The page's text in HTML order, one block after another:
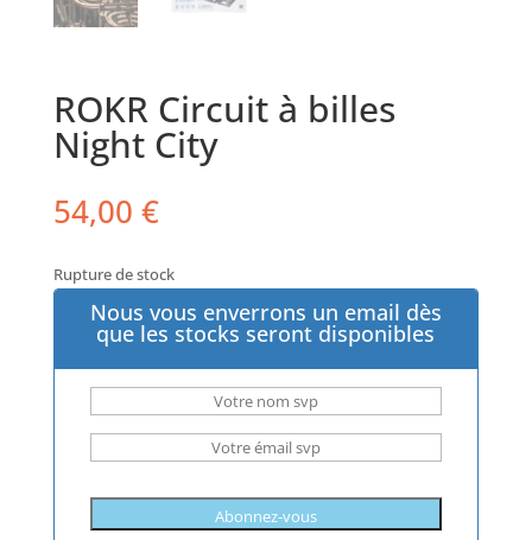
ROKR Circuit à billes
Night City
54,00 €
Rupture de stock
Nous vous enverrons un email dès
que les stocks seront disponibles